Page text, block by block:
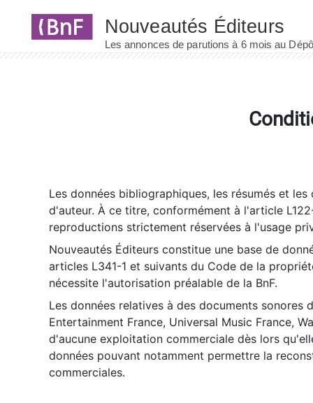
Les données bibliographiques, les résumés et
d'auteur. À ce titre, conformément à l'article
reproductions strictement réservées à l'usage
Nouveautés Éditeurs constitue une base de
articles L341-1 et suivants du Code de la
nécessite l'autorisation préalable de la BnF.
Les données relatives à des documents sonores
Entertainment France, Universal Music France,
d'aucune exploitation commerciale dès lors
données pouvant notamment permettre la
commerciales.